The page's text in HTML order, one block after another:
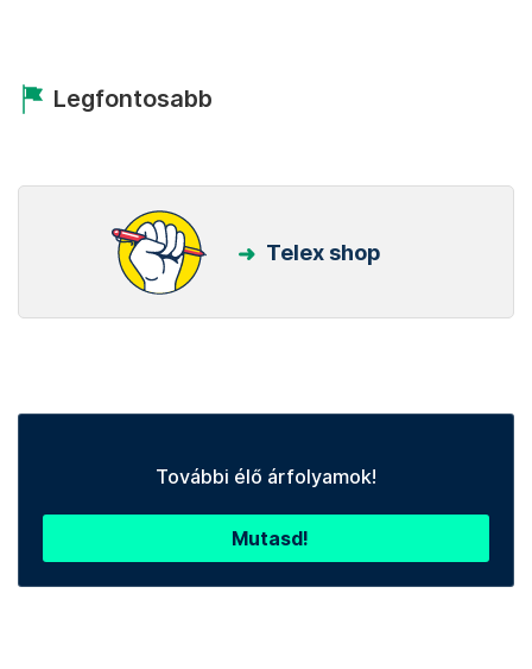
Legfontosabb
Telex shop
További élő árfolyamok!
Mutasd!